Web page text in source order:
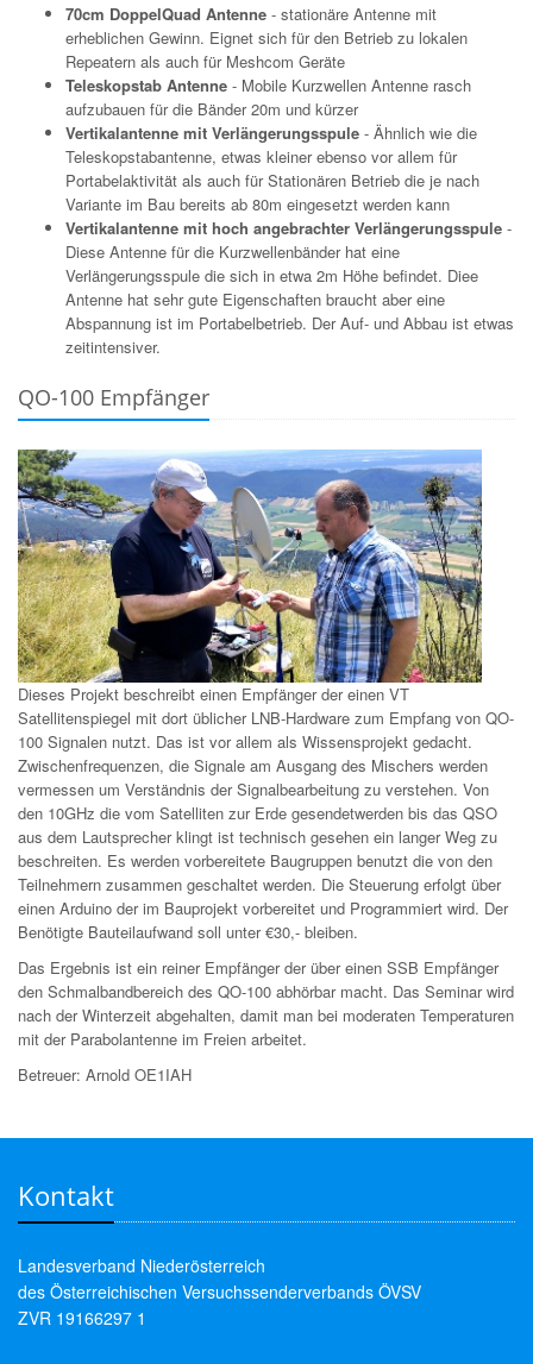
70cm DoppelQuad Antenne - stationäre Antenne mit
erheblichen Gewinn. Eignet sich für den Betrieb zu lokalen
Repeatern als auch für Meshcom Geräte
Teleskopstab Antenne - Mobile Kurzwellen Antenne rasch
aufzubauen für die Bänder 20m und kürzer
Vertikalantenne mit Verlängerungsspule - Ähnlich wie die
Teleskopstabantenne, etwas kleiner ebenso vor allem für
Portabelaktivität als auch für Stationären Betrieb die je nach
Variante im Bau bereits ab 80m eingesetzt werden kann
Vertikalantenne mit hoch angebrachter Verlängerungsspule -
Diese Antenne für die Kurzwellenbänder hat eine
Verlängerungsspule die sich in etwa 2m Höhe befindet. Diee
Antenne hat sehr gute Eigenschaften braucht aber eine
Abspannung ist im Portabelbetrieb. Der Auf- und Abbau ist etwas
zeitintensiver.
QO-100 Empfänger
Dieses Projekt beschreibt einen Empfänger der einen VT
Satellitenspiegel mit dort üblicher LNB-Hardware zum Empfang von QO-
100 Signalen nutzt. Das ist vor allem als Wissensprojekt gedacht.
Zwischenfrequenzen, die Signale am Ausgang des Mischers werden
vermessen um Verständnis der Signalbearbeitung zu verstehen. Von
den 10GHz die vom Satelliten zur Erde gesendetwerden bis das QSO
aus dem Lautsprecher klingt ist technisch gesehen ein langer Weg zu
beschreiten. Es werden vorbereitete Baugruppen benutzt die von den
Teilnehmern zusammen geschaltet werden. Die Steuerung erfolgt über
einen Arduino der im Bauprojekt vorbereitet und Programmiert wird. Der
Benötigte Bauteilaufwand soll unter €30,- bleiben.
Das Ergebnis ist ein reiner Empfänger der über einen SSB Empfänger
den Schmalbandbereich des QO-100 abhörbar macht. Das Seminar wird
nach der Winterzeit abgehalten, damit man bei moderaten Temperaturen
mit der Parabolantenne im Freien arbeitet.
Betreuer: Arnold OE1IAH
Kontakt
Landesverband Niederösterreich
des Österreichischen Versuchssenderverbands ÖVSV
ZVR 19166297 1